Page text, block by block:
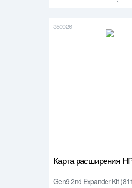
350926
Карта расширения
Gen9 2nd Expander Kit